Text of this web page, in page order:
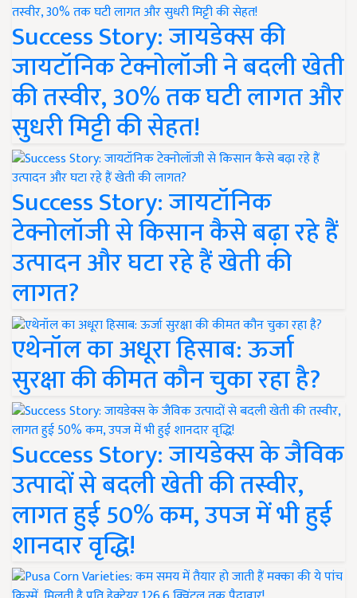
Success Story: जायडेक्स की
जायटॉनिक टेक्नोलॉजी ने बदली खेती
की तस्वीर, 30% तक घटी लागत और
सुधरी मिट्टी की सेहत!
Success Story: जायटॉनिक
टेक्नोलॉजी से किसान कैसे बढ़ा रहे हैं
उत्पादन और घटा रहे हैं खेती की
लागत?
एथेनॉल का अधूरा हिसाब: ऊर्जा
सुरक्षा की कीमत कौन चुका रहा है?
Success Story: जायडेक्स के जैविक
उत्पादों से बदली खेती की तस्वीर,
लागत हुई 50% कम, उपज में भी हुई
शानदार वृद्धि!